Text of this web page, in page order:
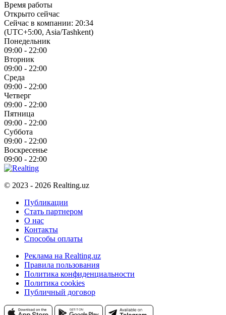
Время работы
Открыто сейчас
Сейчас в компании: 20:34
(UTC+5:00, Asia/Tashkent)
Понедельник
09:00 - 22:00
Вторник
09:00 - 22:00
Среда
09:00 - 22:00
Четверг
09:00 - 22:00
Пятница
09:00 - 22:00
Суббота
09:00 - 22:00
Воскресенье
09:00 - 22:00
© 2023 - 2026 Realting.uz
Публикации
Стать партнером
О нас
Контакты
Способы оплаты
Реклама на Realting.uz
Правила пользования
Политика конфиденциальности
Политика cookies
Публичный договор